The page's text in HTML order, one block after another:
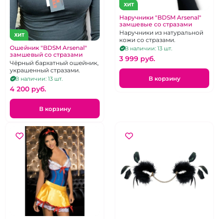
ХИТ
Ошейник "BDSM Arsenal"
замшевый со стразами
Чёрный бархатный ошейник,
украшенный стразами.
В наличии: 13 шт.
4 200 pуб.
В корзину
ХИТ
Наручники "BDSM Arsenal"
замшевые со стразами
Наручники из натуральной
кожи со стразами.
В наличии: 13 шт.
3 999 pуб.
В корзину